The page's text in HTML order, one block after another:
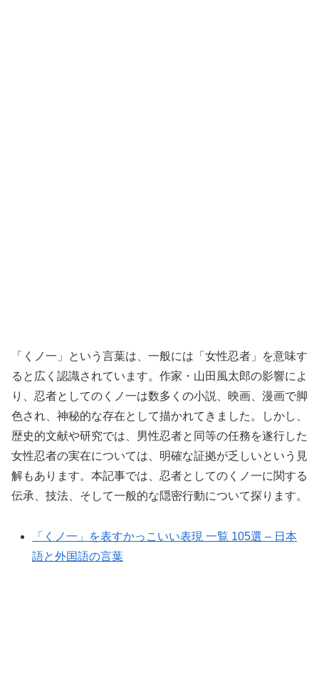
「くノ一」という言葉は、一般には「女性忍者」を意味す
ると広く認識されています。作家・山田風太郎の影響によ
り、忍者としてのくノ一は数多くの小説、映画、漫画で脚
色され、神秘的な存在として描かれてきました。しかし、
歴史的文献や研究では、男性忍者と同等の任務を遂行した
女性忍者の実在については、明確な証拠が乏しいという見
解もあります。本記事では、忍者としてのくノ一に関する
伝承、技法、そして一般的な隠密行動について探ります。
「くノ一」を表すかっこいい表現 一覧 105選 – 日本
語と外国語の言葉